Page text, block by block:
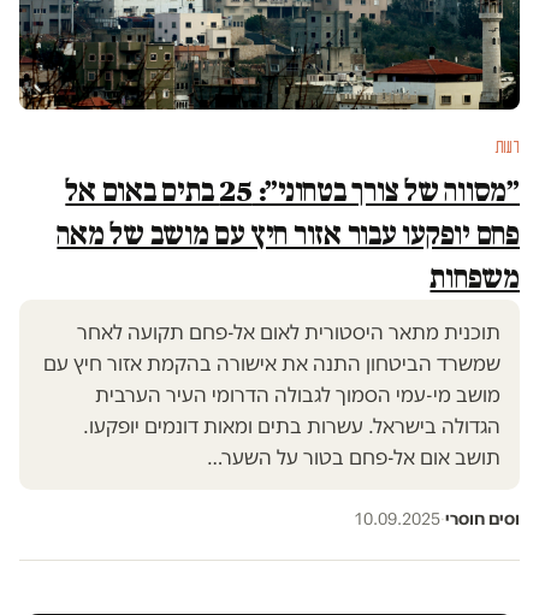
דעות
״מסווה של צורך בטחוני״: 25 בתים באום אל
פחם יופקעו עבור אזור חיץ עם מושב של מאה
משפחות
תוכנית מתאר היסטורית לאום אל-פחם תקועה לאחר
שמשרד הביטחון התנה את אישורה בהקמת אזור חיץ עם
מושב מי-עמי הסמוך לגבולה הדרומי העיר הערבית
הגדולה בישראל. עשרות בתים ומאות דונמים יופקעו.
תושב אום אל-פחם בטור על השער…
וסים חוסרי·
10.09.2025